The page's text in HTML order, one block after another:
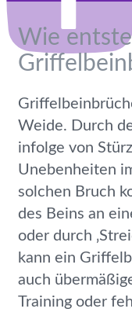
Wie
Weide. Durch
infolge von
Unebenheiten
solchen Bruch
des Beins an
oder durch
kann ein
auch
Training oder